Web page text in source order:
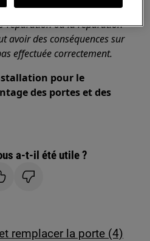
réparation ou la réparation
avoir des conséquences sur
effectuée correctement.
pour le
des portes et des
a-t-il été utile ?
remplacer la porte (4)